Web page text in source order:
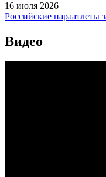
16 июля 2026
Российские параатлеты
Видео